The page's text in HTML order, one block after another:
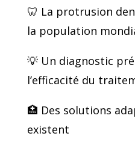
🦷 La protrusion
la population
💡 Un diagnostic
l’efficacité du
🏥 Des solutions
existent